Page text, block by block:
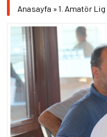
Anasayfa »1. Amatör Lig